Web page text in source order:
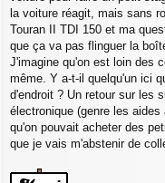
la voiture réagit, mais sans
Touran II TDI 150 et ma
que ça va pas flinguer la
J'imagine qu'on est loin des
même. Y a-t-il quelqu'un ici
d'endroit ? Un retour sur les
électronique (genre les
qu'on pouvait acheter des
que je vais m'abstenir de